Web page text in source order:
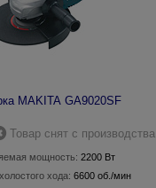
MAKITA GA9020SF
Товар снят с производства
мощность: 2200 Вт
хода: 6600 об./мин